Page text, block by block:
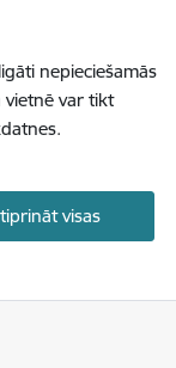
nepieciešamās
vietnē var tikt
visas